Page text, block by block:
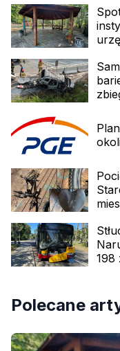
198
Polecane